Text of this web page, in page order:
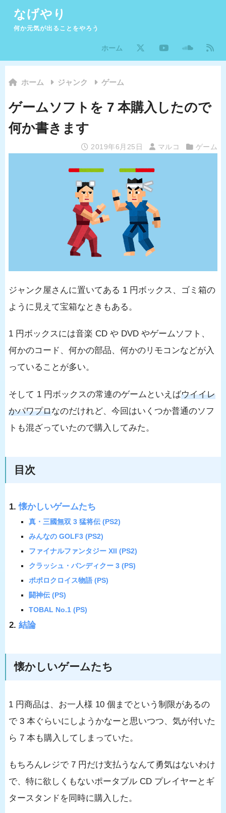
なげやり
何か元気が出ることをやろう
ホーム
ホーム ジャンク ゲーム
ゲームソフトを 7 本購入したので
何か書きます
2019年6月25日 マルコ ゲーム
ジャンク屋さんに置いてある 1 円ボックス、ゴミ箱の
ように見えて宝箱なときもある。
1 円ボックスには音楽 CD や DVD やゲームソフト、
何かのコード、何かの部品、何かのリモコンなどが入
っていることが多い。
そして 1 円ボックスの常連のゲームといえばウイイレ
かパワプロなのだけれど、今回はいくつか普通のソフ
トも混ざっていたので購入してみた。
目次
懐かしいゲームたち
真・三國無双 3 猛将伝 (PS2)
みんなの GOLF3 (PS2)
ファイナルファンタジー XII (PS2)
クラッシュ・バンディクー 3 (PS)
ポポロクロイス物語 (PS)
闘神伝 (PS)
TOBAL No.1 (PS)
結論
懐かしいゲームたち
1 円商品は、お一人様 10 個までという制限があるの
で 3 本ぐらいにしようかなーと思いつつ、気が付いた
ら 7 本も購入してしまっていた。
もちろんレジで 7 円だけ支払うなんて勇気はないわけ
で、特に欲しくもないポータブル CD プレイヤーとギ
タースタンドを同時に購入した。